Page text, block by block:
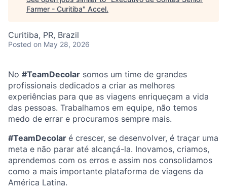
Farmer - Curitiba" Accel.
Curitiba, PR, Brazil
Posted on May 28, 2026
No #TeamDecolar somos um time de grandes
profissionais dedicados a criar as melhores
experiências para que as viagens enriqueçam a vida
das pessoas. Trabalhamos em equipe, não temos
medo de errar e procuramos sempre mais.
#TeamDecolar é crescer, se desenvolver, é traçar uma
meta e não parar até alcançá-la. Inovamos, criamos,
aprendemos com os erros e assim nos consolidamos
como a mais importante plataforma de viagens da
América Latina.